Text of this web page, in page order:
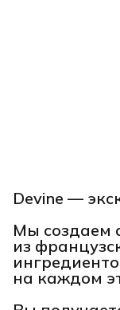
Devine —
Мы создаем
из
на каждом